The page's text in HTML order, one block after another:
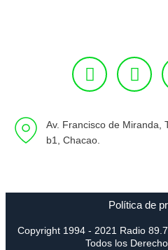
Av. Francisco de Miranda,
b1, Chacao.
Política de
Copyright 1994 - 2021 Radio
Todos los